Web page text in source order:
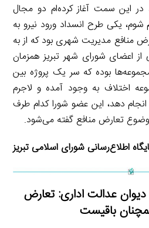
در این سمت آغاز کرده‌ام دو مجال
شوم، یکی طرح انسداد ورود نیرو به
منافع مدیریت شهری بود که از به
از اعضای شورای شهر تبریز همزمان
بوده که سر یک پروژه بین
اختلاف به وجود آمده و لاجرم
انجام دهد، این عضو شورا کدام طرف
تعارض منافع گفته می‌شود.
اطلاع‌رسانی شورای اسلامی تبریز
عدالت اداری: تعارض
باقیست